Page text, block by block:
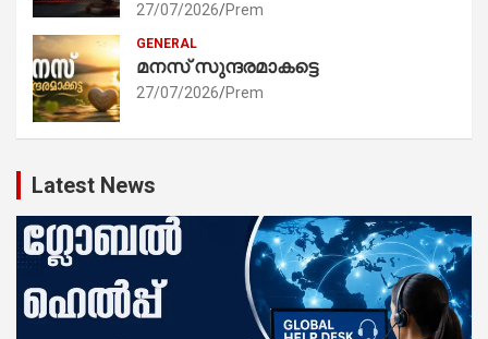
27/07/2026 Prem
GENERAL
മനസ് സുന്ദരമാകട്ടെ
27/07/2026 Prem
Latest News